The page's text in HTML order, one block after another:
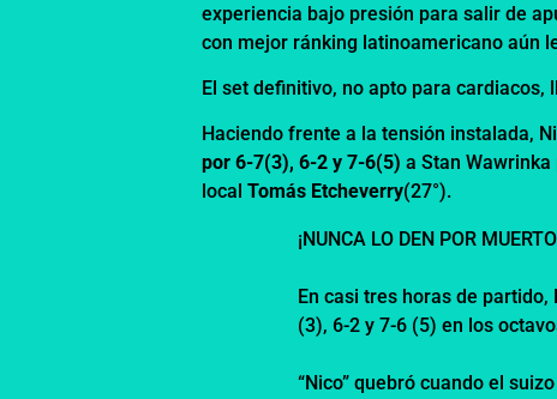
experiencia bajo presión para salir de
con mejor ránking latinoamericano aún
El set definitivo, no apto para
Haciendo frente a la tensión instalada,
por 6-7(3), 6-2 y 7-6(5) a Stan
localTomás Etcheverry(27°).
¡NUNCA LO DEN POR
En casi tres horas de
(3), 6-2 y 7-6 (5) en los
“Nico” quebró cuando el